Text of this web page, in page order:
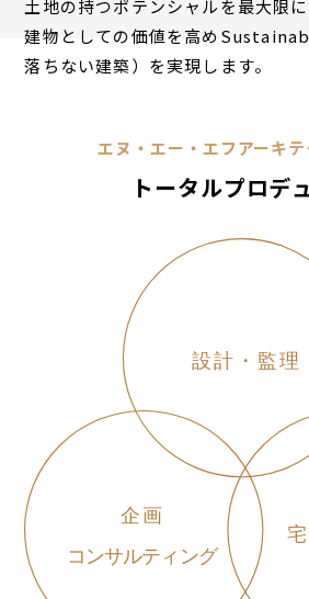
土地の持つポテンシャルを最大限に
建物としての価値を高め
落ちない建築）を実現します。
エヌ・エー・エフアーキ
トータルプロデ